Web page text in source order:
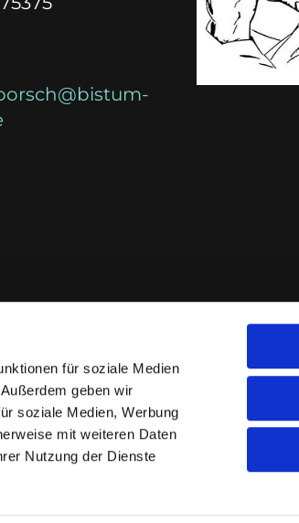
für soziale Medien
geben wir
soziale Medien, Werbung
mit weiteren Daten
Nutzung der Dienste
ChurchDesk-Login